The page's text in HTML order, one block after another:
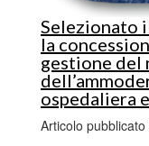
Selezionato
la
gestione del
ospedaliera
Articolo